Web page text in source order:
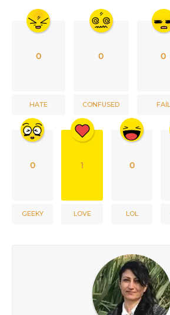
0
HATE
0
CONFUSED
0
FAIL
0
GEEKY
1
LOVE
0
LOL